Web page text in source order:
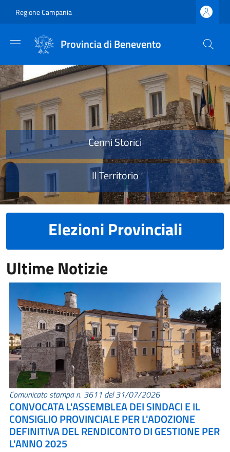
Regione Campania
Provincia di Benevento
Provincia di Benevento
Cenni Storici
Il Territorio
Elezioni Provinciali
Ultime Notizie
Comunicato stampa n. 3611 del 31/07/2026
CONVOCATA L'ASSEMBLEA DEI SINDACI E IL
CONSIGLIO PROVINCIALE PER L'ADOZIONE
DEFINITIVA DEL RENDICONTO DI GESTIONE PER
L'ANNO 2025